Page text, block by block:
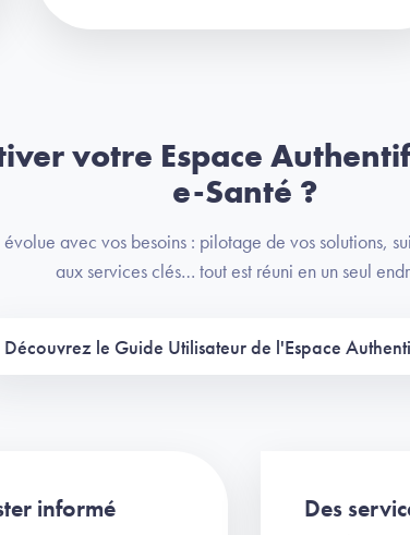
votre Espace
e-Santé ?
avec vos besoins : pilotage de vos solutions,
aux services clés… tout est réuni en un seul
Découvrez le Guide Utilisateur de l'Espace
informé Des